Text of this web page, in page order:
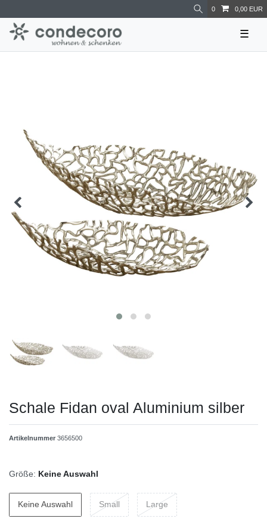
0 0,00 EUR
☰
Schale Fidan oval Aluminium silber
Artikelnummer 3656500
Größe: Keine Auswahl
Keine Auswahl Small Large